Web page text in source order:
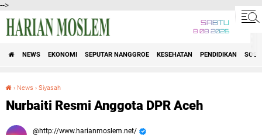
-->
SABTU
8 08 2026
NEWS EKONOMI SEPUTAR NANGGROE KESEHATAN PENDIDIKAN
› News › Siyasah
Nurbaiti Resmi Anggota DPR Aceh
http://www.harianmoslem.net/